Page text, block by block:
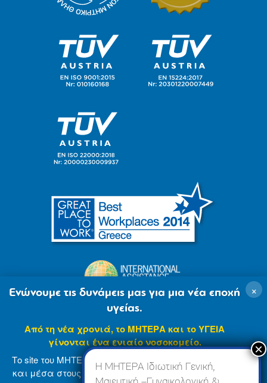
Η ΜΗΤΕΡΑ Ιδιωτική Γενική,
×
Ενώνουμε τις δυνάμεις μας για μια νέα εποχή
υγείας.
Από τη νέα χρονιά, το ΜΗΤΕΡΑ και το ΥΓΕΙΑ
γίνονται ένα ενιαίο νοσοκομείο.
Το site του ΜΗΤΕΡΑ βρίσκεται σε φάση ανανέωσης
και μέσα στους επόμενους μήνες θα ενσωματωθεί